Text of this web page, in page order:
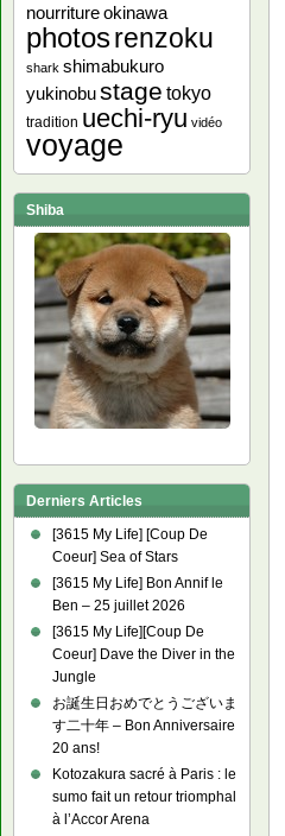
nourritureokinawa
photosrenzoku
shark shimabukuro
yukinobustage tokyo
tradition uechi-ryu vidéo
voyage
Shiba
Derniers Articles
[3615 My Life] [Coup De
Coeur] Sea of Stars
[3615 My Life] Bon Annif le
Ben – 25 juillet 2026
[3615 My Life][Coup De
Coeur] Dave the Diver in the
Jungle
お誕生日おめでとうございま
す二十年 – Bon Anniversaire
20 ans!
Kotozakura sacré à Paris : le
sumo fait un retour triomphal
à l’Accor Arena